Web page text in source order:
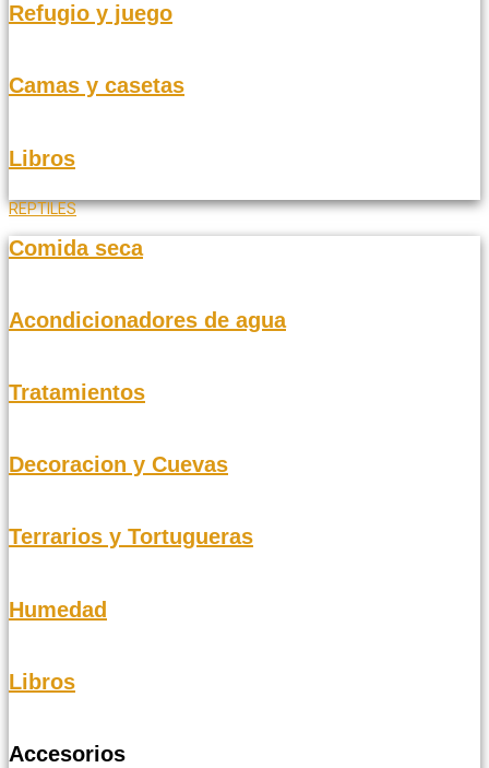
Refugio y juego
Camas y casetas
Libros
REPTILES
Comida seca
Acondicionadores de agua
Tratamientos
Decoracion y Cuevas
Terrarios y Tortugueras
Humedad
Libros
Accesorios